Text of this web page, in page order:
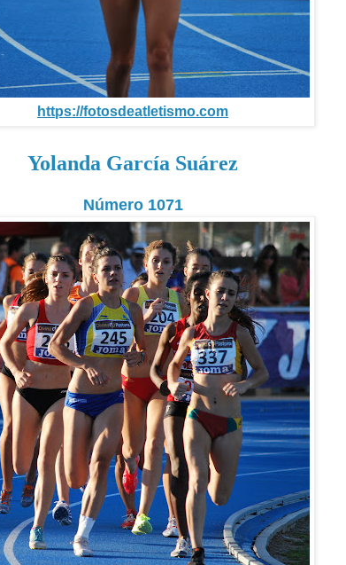
https://fotosdeatletismo.com
Yolanda García Suárez
Número 1071